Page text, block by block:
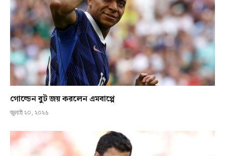
গোল্ডেন বুট জয় করলেন এমবাপ্পে
জুলাই ২০, ২০২৬